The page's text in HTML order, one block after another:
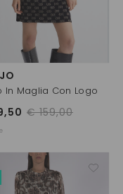
In Maglia Con Logo
€ 159,00